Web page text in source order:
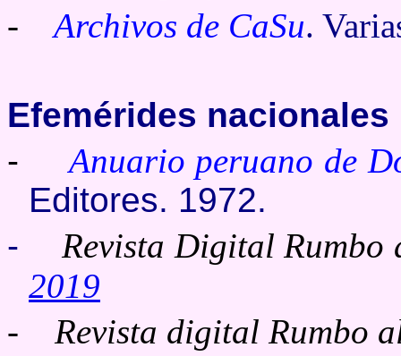
-Archivos de CaSu.
Efemérides nacionales
-
Anuario peruano de
Editores. 1972.
-
Revista Digital
2019
- Revista digital Rumbo